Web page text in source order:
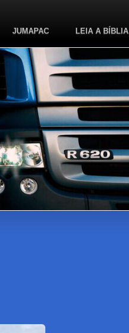
JUMAPAC LEIA A BÍBLIA